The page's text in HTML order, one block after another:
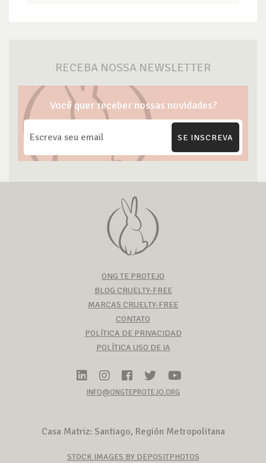
RECEBA NOSSA NEWSLETTER
Você quer receber nossas novidades?
SE INSCREVA
ONG TE PROTEJO
BLOG CRUELTY-FREE
MARCAS CRUELTY-FREE
CONTATO
POLÍTICA DE PRIVACIDAD
POLÍTICA USO DE IA
INFO@ONGTEPROTEJO.ORG
Casa Matriz: Santiago, Región Metropolitana
STOCK IMAGES BY DEPOSITPHOTOS